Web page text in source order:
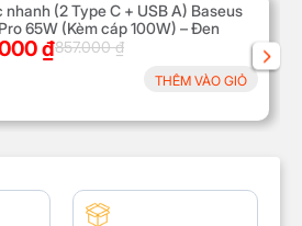
nhanh (2 Type C + USB A) Baseus
65W (Kèm cáp 100W) – Đen
857.000₫
₫
THÊM VÀO GIỎ